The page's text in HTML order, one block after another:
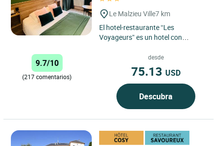
Le Malzieu Ville7 km
El hotel-restaurante “Les
Voyageurs” es un hotel con
región de Margeride, en el...
9.7/10
(217 comentarios)
desde
75.13 USD
Descubra